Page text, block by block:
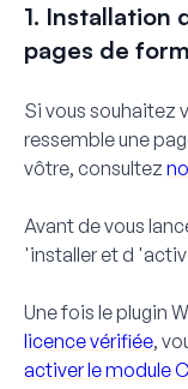
1. Installation
pages de
Si vous souhaitez
ressemble une
vôtre, consultez
Avant de vous
'installer et d
Une fois le plugin
licence vérifiée,
activer le module